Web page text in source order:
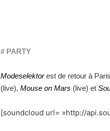
# PARTY
Modeselektorest de retour à
(live),Mouse on Mars (live) et
[soundcloud url= »http://